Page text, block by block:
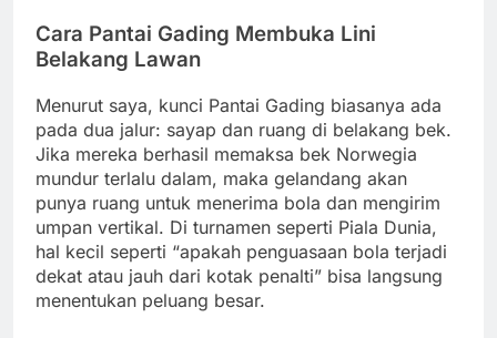
Cara Pantai Gading Membuka Lini
Belakang Lawan
Menurut saya, kunci Pantai Gading biasanya ada
pada dua jalur: sayap dan ruang di belakang bek.
Jika mereka berhasil memaksa bek Norwegia
mundur terlalu dalam, maka gelandang akan
punya ruang untuk menerima bola dan mengirim
umpan vertikal. Di turnamen seperti Piala Dunia,
hal kecil seperti “apakah penguasaan bola terjadi
dekat atau jauh dari kotak penalti” bisa langsung
menentukan peluang besar.